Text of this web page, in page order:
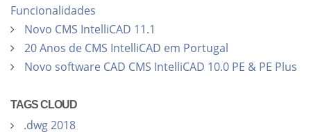
Funcionalidades
Novo CMS IntelliCAD 11.1
20 Anos de CMS IntelliCAD em Portugal
Novo software CAD CMS IntelliCAD 10.0 PE & PE Plus
TAGS CLOUD
.dwg 2018